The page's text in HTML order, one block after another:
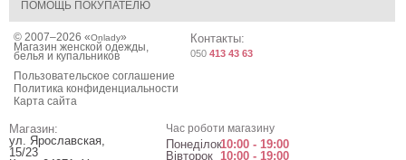
ПОМОЩЬ ПОКУПАТЕЛЮ
© 2007–2026 «Onlady»
Магазин женской одежды,
белья и купальников
Пользовательское соглашение
Политика конфиденциальности
Карта сайта
Контакты:
050 413 43 63
Магазин:
ул. Ярославская,
15/23
Час роботи магазину
Понеділок10:00 - 19:00
Вівторок 10:00 - 19:00